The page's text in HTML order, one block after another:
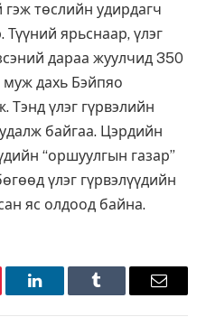
төслийн удирдагч
ярьснаар, үлэг
дараа жуулчид 350
дахь Бэйпяо
Тэнд үлэг гүрвэлийн
байгаа. Цэрдийн
“оршуулгын газар”
үлэг гүрвэлүүдийн
яс олдоод байна.
LinkedInTumblr Имэйл